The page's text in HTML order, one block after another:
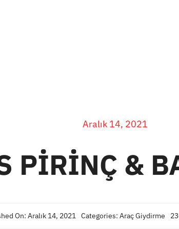
Aralık 14, 2021
PİRİNÇ &
On: Aralık 14, 2021 Categories: Araç Giydirme